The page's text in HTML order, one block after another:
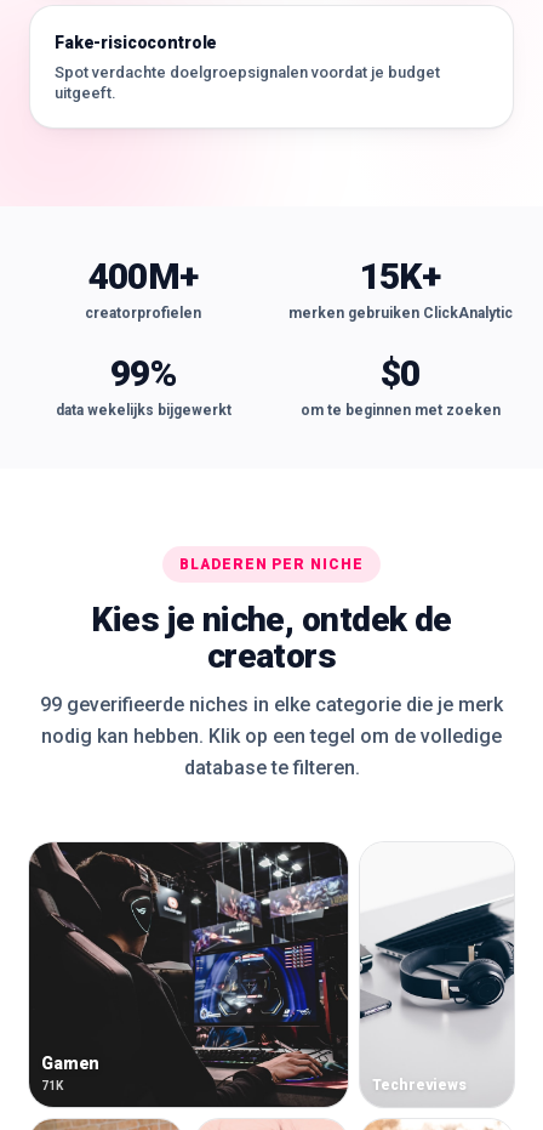
Fake-risicocontrole
Spot verdachte doelgroepsignalen voordat je budget
uitgeeft.
400M+
creatorprofielen
15K+
merken gebruiken ClickAnalytic
99%
data wekelijks bijgewerkt
$0
om te beginnen met zoeken
BLADEREN PER NICHE
Kies je niche, ontdek de
creators
99 geverifieerde niches in elke categorie die je merk
nodig kan hebben. Klik op een tegel om de volledige
database te filteren.
Gamen
71K Techreviews